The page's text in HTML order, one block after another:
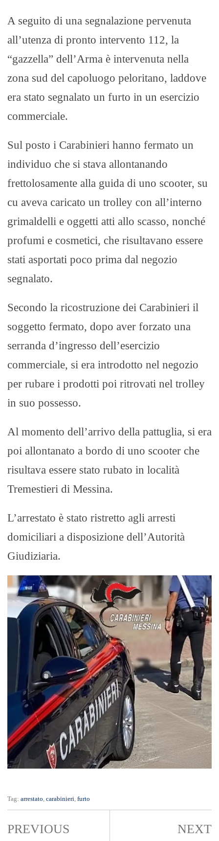
A seguito di una segnalazione pervenuta
all’utenza di pronto intervento 112, la
“gazzella” dell’Arma è intervenuta nella
zona sud del capoluogo peloritano, laddove
era stato segnalato un furto in un esercizio
commerciale.
Sul posto i Carabinieri hanno fermato un
individuo che si stava allontanando
frettolosamente alla guida di uno scooter, su
cu aveva caricato un trolley con all’interno
grimaldelli e oggetti atti allo scasso, nonché
profumi e cosmetici, che risultavano essere
stati asportati poco prima dal negozio
segnalato.
Secondo la ricostruzione dei Carabinieri il
soggetto fermato, dopo aver forzato una
serranda d’ingresso dell’esercizio
commerciale, si era introdotto nel negozio
per rubare i prodotti poi ritrovati nel trolley
in suo possesso.
Al momento dell’arrivo della pattuglia, si era
poi allontanato a bordo di uno scooter che
risultava essere stato rubato in località
Tremestieri di Messina.
L’arrestato è stato ristretto agli arresti
domiciliari a disposizione dell’Autorità
Giudiziaria.
Tag: arrestato carabinieri furto
PREVIOUS NEXT